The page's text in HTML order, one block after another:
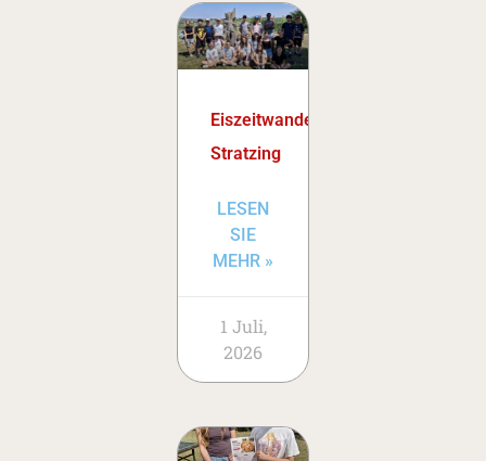
Eiszeitwanderweg
Stratzing
LESEN
SIE
MEHR »
1 Juli,
2026